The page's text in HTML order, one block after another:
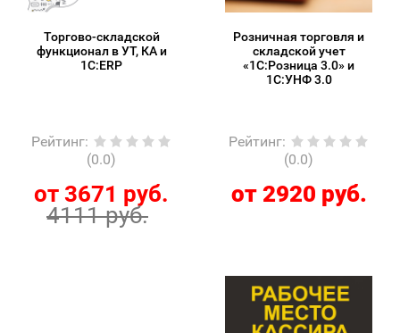
Торгово-складской
функционал в УТ, КА и
1С:ERP
Рейтинг:
(0.0)
от 3671 руб.
4111 руб.
Розничная торговля и
складской учет
«1С:Розница 3.0» и
1С:УНФ 3.0
Рейтинг:
(0.0)
от 2920 руб.